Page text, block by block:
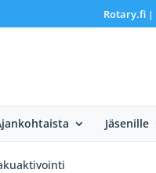
Rotary.fi|
Jäsenille